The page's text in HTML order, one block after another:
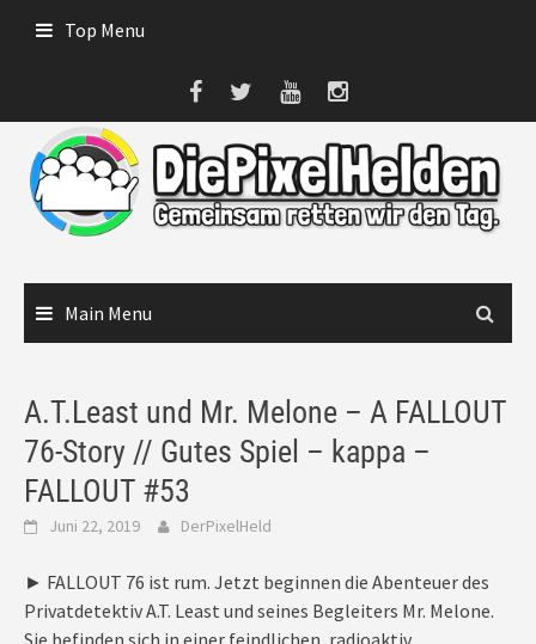
Top Menu
Main Menu
A.T.Least und Mr. Melone – A FALLOUT
76-Story // Gutes Spiel – kappa –
FALLOUT #53
Juni 22, 2019 DerPixelHeld
► FALLOUT 76 ist rum. Jetzt beginnen die Abenteuer des
Privatdetektiv A.T. Least und seines Begleiters Mr. Melone.
Sie befinden sich in einer feindlichen, radioaktiv